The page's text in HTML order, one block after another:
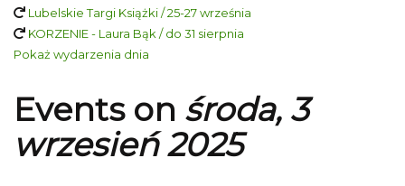
Lubelskie Targi Książki / 25-27 września
KORZENIE - Laura Bąk / do 31 sierpnia
Pokaż wydarzenia dnia
Events on środa, 3
wrzesień 2025